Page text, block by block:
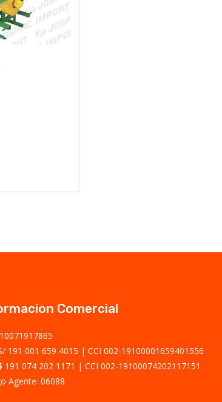
Comercial
191 001 659 4015
CCI 002-19100001659401556
191 074 202 1171
CCI 002-19100074202117151
Agente: 06088